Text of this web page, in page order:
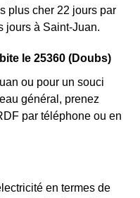
plus cher 22 jours par
jours à Saint-Juan.
le 25360 (Doubs)
ou pour un souci
général, prenez
par téléphone ou en
en termes de